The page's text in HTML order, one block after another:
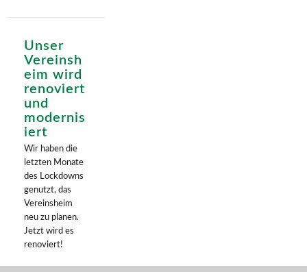
Unser
Vereinsh
eim wird
renoviert
und
modernis
iert
Wir haben die
letzten Monate
des Lockdowns
genutzt, das
Vereinsheim
neu zu planen.
Jetzt wird es
renoviert!